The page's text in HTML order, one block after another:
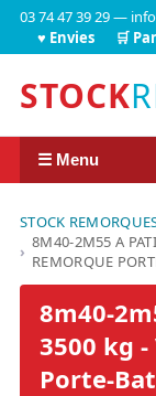
03 74 47 39 29 —
♥ Envies 🛒
STOCK
☰ Menu
STOCK
8M40-2M55 A
REMORQUE
8m40-
3500 kg -
Porte-